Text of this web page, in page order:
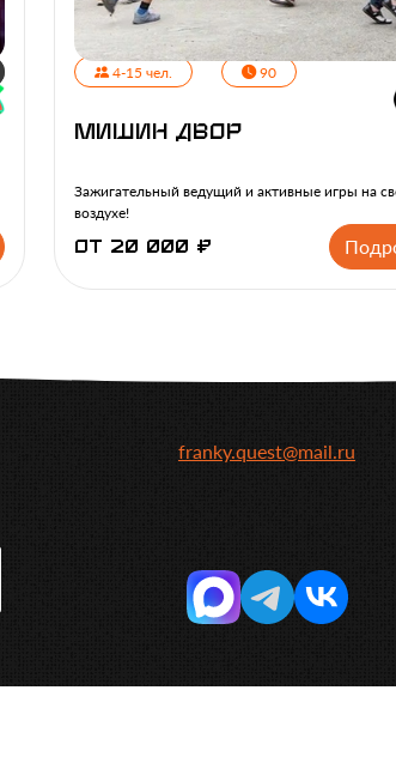
4-15 чел. 90
Мишин Двор
Зажигательный ведущий и активные игры на
воздухе!
от 20 000 ₽
franky.quest@mail.ru